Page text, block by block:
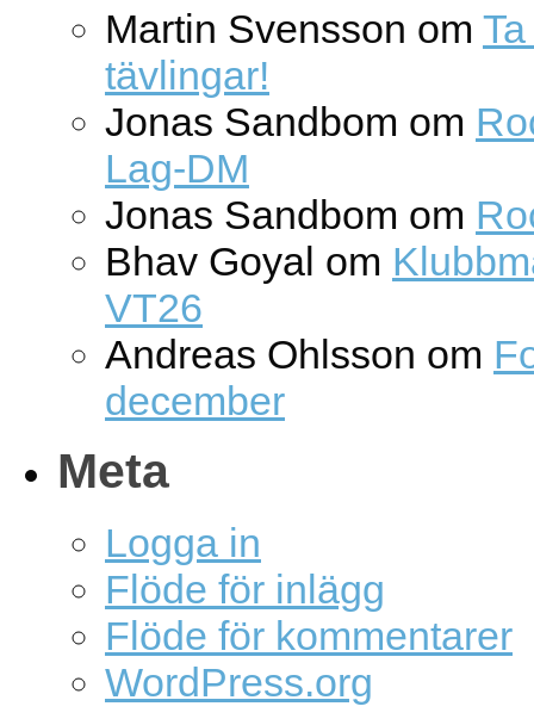
Martin Svensson om
tävlingar!
Jonas Sandbom om
Lag-DM
Jonas Sandbom om
Bhav Goyal om
VT26
Andreas Ohlsson om
december
Meta
Logga in
Flöde för inlägg
Flöde för kommentarer
WordPress.org